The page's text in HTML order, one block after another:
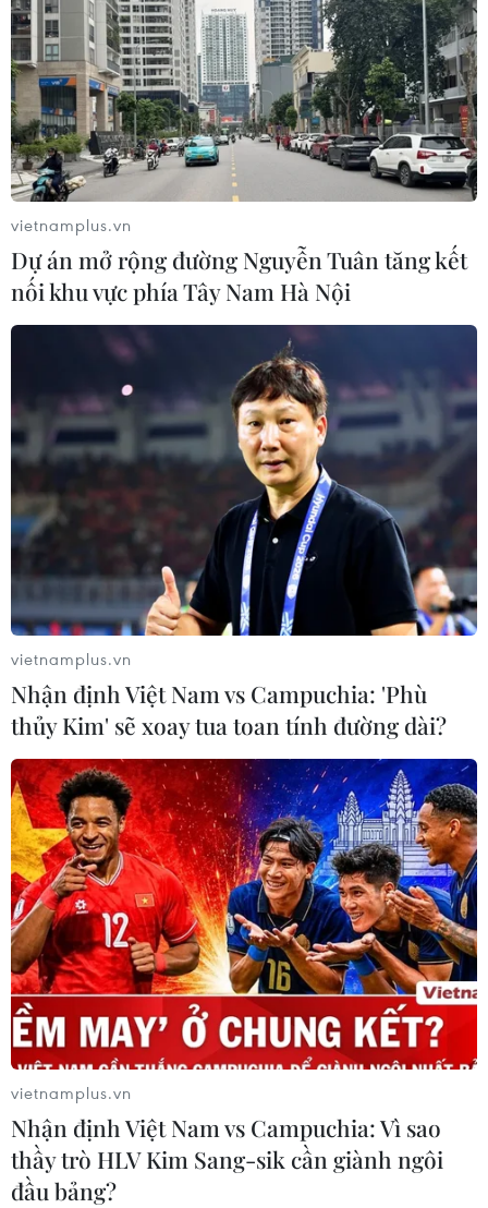
vietnamplus.vn
Dự án mở rộng đường Nguyễn Tuân tăng kết
nối khu vực phía Tây Nam Hà Nội
vietnamplus.vn
Nhận định Việt Nam vs Campuchia: 'Phù
thủy Kim' sẽ xoay tua toan tính đường dài?
vietnamplus.vn
Nhận định Việt Nam vs Campuchia: Vì sao
thầy trò HLV Kim Sang-sik cần giành ngôi
đầu bảng?